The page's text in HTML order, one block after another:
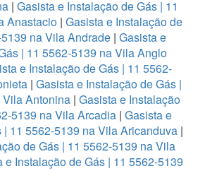
| Gasista e Instalação de Gás | 11
Anastacio | Gasista e Instalação de
na Vila Andrade | Gasista e
| 11 5562-5139 na Vila Anglo
e Instalação de Gás | 11 5562-
| Gasista e Instalação de Gás |
Antonina| Gasista e Instalação
5139 na Vila Arcadia | Gasista e
| 11 5562-5139 na Vila Aricanduva |
de Gás | 11 5562-5139 na Vila
e Instalação de Gás | 11 5562-5139